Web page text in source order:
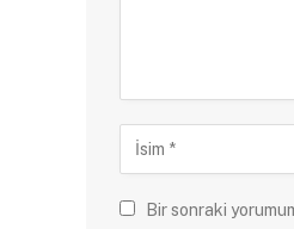
Bir sonraki